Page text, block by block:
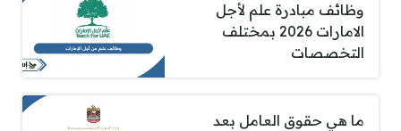
وظائف مبادرة علم لأجل
الامارات 2026 بمختلف
التخصصات
ما هي حقوق العامل بعد